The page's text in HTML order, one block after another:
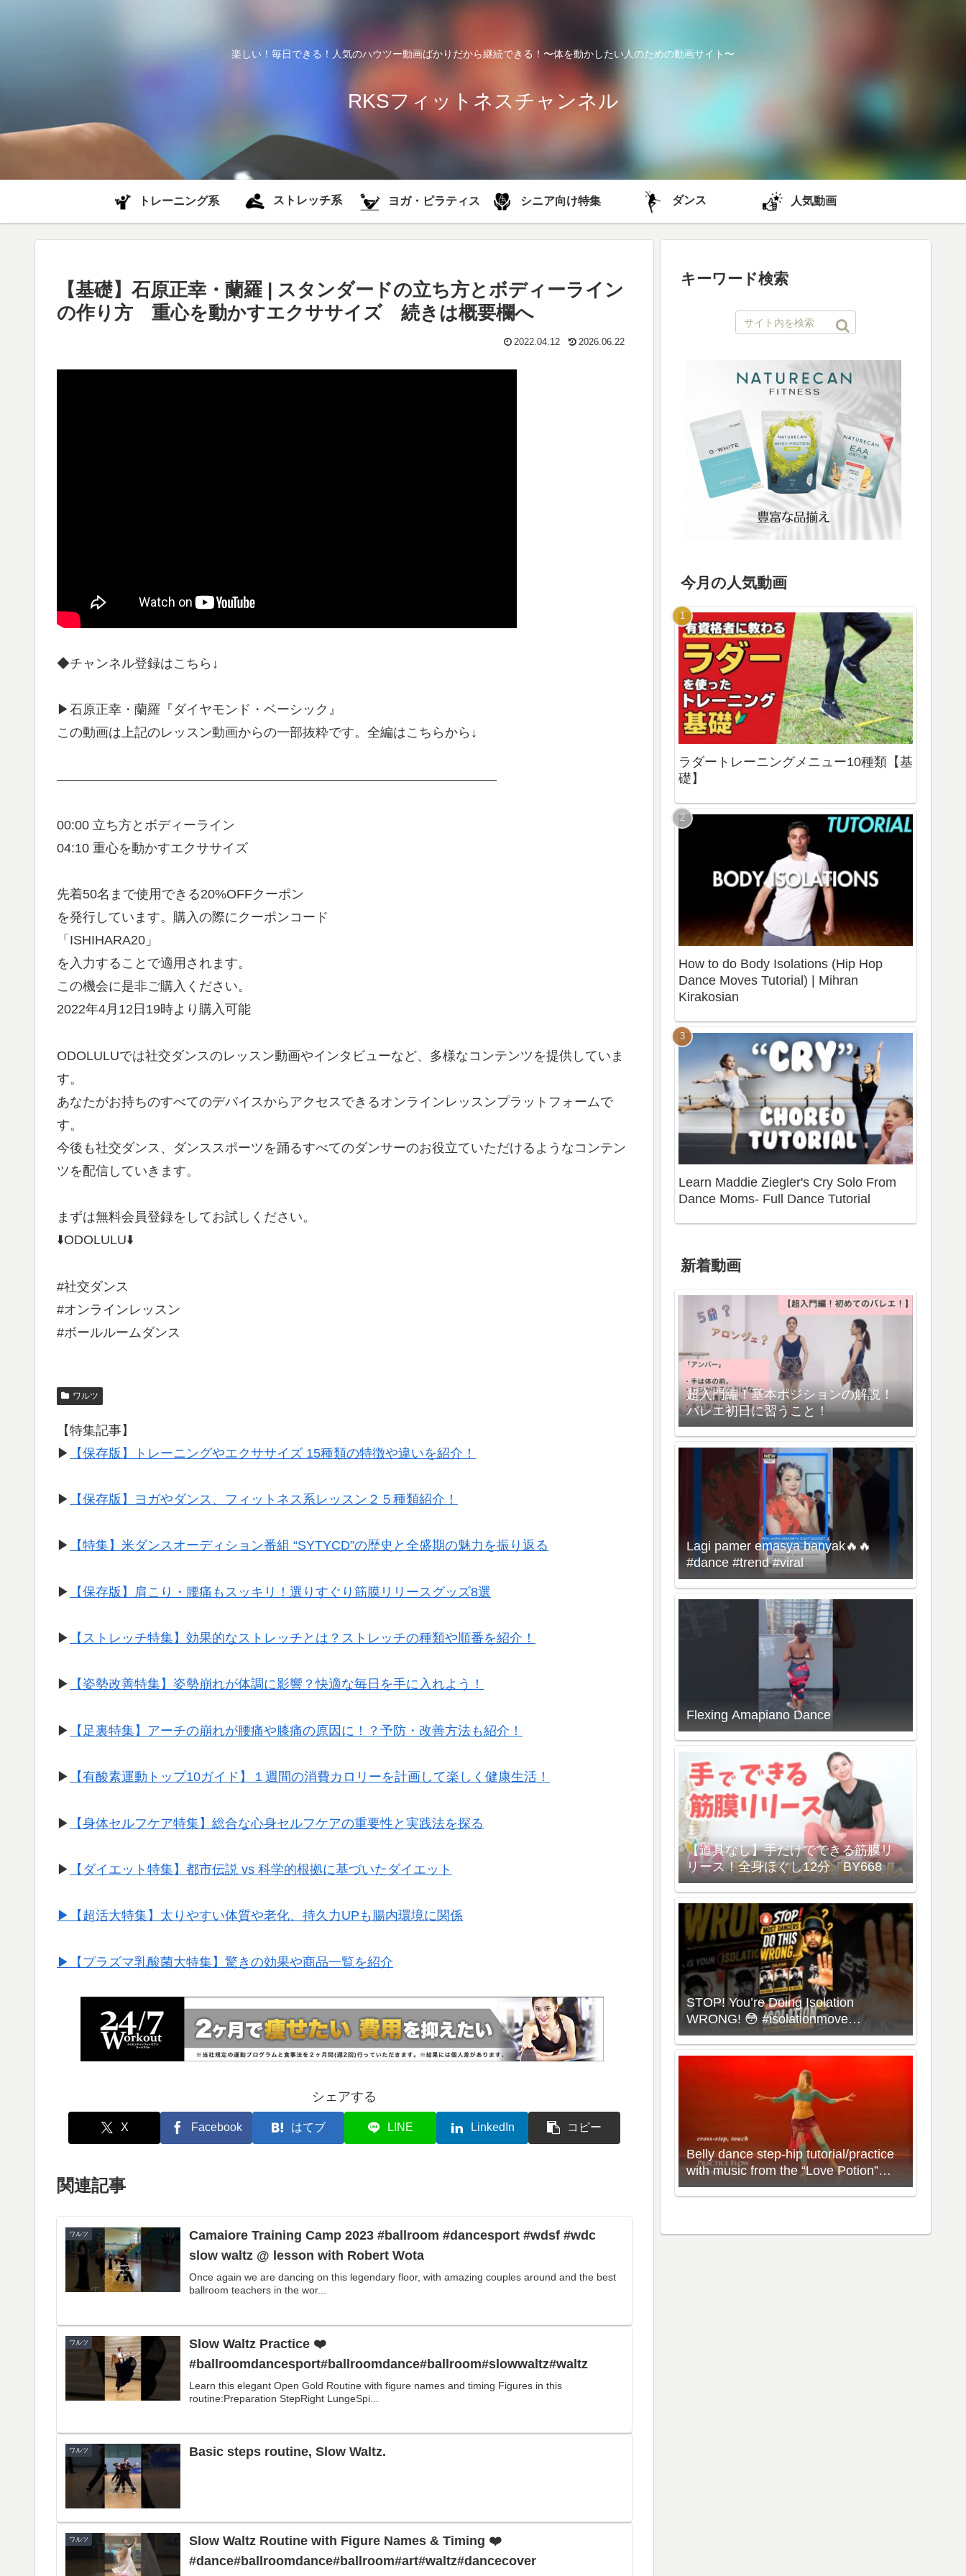
楽しい！毎日できる！人気のハウツー動画ばかりだから継続できる！〜体を動かしたい人のための動画サイト〜
RKSフィットネスチャンネル
トレーニング系 ストレッチ系 ヨガ・ピラティス シニア向け特集 ダンス 人気動画
【基礎】石原正幸・蘭羅 | スタンダードの立ち方とボディーライン
の作り方 重心を動かすエクササイズ 続きは概要欄へ
2022.04.12 2026.06.22
◆チャンネル登録はこちら↓
▶︎石原正幸・蘭羅『ダイヤモンド・ベーシック』
この動画は上記のレッスン動画からの一部抜粋です。全編はこちらから↓
——————————————————————————————————
00:00 立ち方とボディーライン
04:10 重心を動かすエクササイズ
先着50名まで使用できる20%OFFクーポン
を発行しています。購入の際にクーポンコード
「ISHIHARA20」
を入力することで適用されます。
この機会に是非ご購入ください。
2022年4月12日19時より購入可能
ODOLULUでは社交ダンスのレッスン動画やインタビューなど、多様なコンテンツを提供していま
す。
あなたがお持ちのすべてのデバイスからアクセスできるオンラインレッスンプラットフォームで
す。
今後も社交ダンス、ダンススポーツを踊るすべてのダンサーのお役立ていただけるようなコンテン
ツを配信していきます。
まずは無料会員登録をしてお試しください。
⬇️ODOLULU⬇️
#社交ダンス
#オンラインレッスン
#ボールルームダンス
ワルツ
【特集記事】
▶︎
【保存版】トレーニングやエクササイズ 15種類の特徴や違いを紹介！
▶︎ 【保存版】ヨガやダンス、フィットネス系レッスン２５種類紹介！
▶︎ 【特集】米ダンスオーディション番組 “SYTYCD”の歴史と全盛期の魅力を振り返る
▶︎ 【保存版】肩こり・腰痛もスッキリ！選りすぐり筋膜リリースグッズ8選
▶︎ 【ストレッチ特集】効果的なストレッチとは？ストレッチの種類や順番を紹介！
▶︎ 【姿勢改善特集】姿勢崩れが体調に影響？快適な毎日を手に入れよう！
▶︎ 【足裏特集】アーチの崩れが腰痛や膝痛の原因に！？予防・改善方法も紹介！
▶︎ 【有酸素運動トップ10ガイド】１週間の消費カロリーを計画して楽しく健康生活！
▶︎ 【身体セルフケア特集】総合な心身セルフケアの重要性と実践法を探る
▶︎ 【ダイエット特集】都市伝説 vs 科学的根拠に基づいたダイエット
▶︎【超活大特集】太りやすい体質や老化、持久力UPも腸内環境に関係
▶︎【プラズマ乳酸菌大特集】驚きの効果や商品一覧を紹介
シェアする
X Facebook はてブ LINE LinkedIn コピー
関連記事
ワルツ
Camaiore Training Camp 2023 #ballroom #dancesport #wdsf #wdc
slow waltz @ lesson with Robert Wota
Once again we are dancing on this legendary floor, with amazing couples around and the best
ballroom teachers in the wor...
ワルツ
Slow Waltz Practice ❤️
#ballroomdancesport#ballroomdance#ballroom#slowwaltz#waltz
Learn this elegant Open Gold Routine with figure names and timing Figures in this
routine:Preparation StepRight LungeSpi...
ワルツ Basic steps routine, Slow Waltz.
ワルツ
Slow Waltz Routine with Figure Names & Timing ❤️
#dance#ballroomdance#ballroom#art#waltz#dancecover
キーワード検索
今月の人気動画
ラダートレーニングメニュー10種類【基
礎】
How to do Body Isolations (Hip Hop
Dance Moves Tutorial) | Mihran
Kirakosian
Learn Maddie Ziegler's Cry Solo From
Dance Moms- Full Dance Tutorial
新着動画
超入門編！基本ポジションの解説！
バレエ初日に習うこと！
Lagi pamer emasya banyak🔥🔥
#dance #trend #viral
Flexing Amapiano Dance
【道具なし】手だけでできる筋膜リ
リース！全身ほぐし12分 BY668
STOP! You’re Doing Isolation
WRONG! 😳 #isolationmove
#animationdance #poppingdance
Belly dance step-hip tutorial/practice
with music from the “Love Potion”
Workout with Neon